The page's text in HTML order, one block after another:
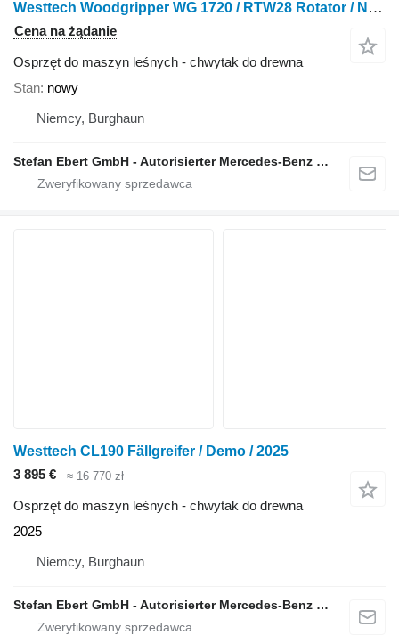
Westtech Woodgripper WG 1720 / RTW28 Rotator / NEU
Cena na żądanie
Osprzęt do maszyn leśnych - chwytak do drewna
Stan nowy
Niemcy, Burghaun
Stefan Ebert GmbH - Autorisierter Mercedes-Benz Servicepartner
Westtech CL190 Fällgreifer / Demo / 2025
3 895 €
≈ 16 770 zł
Osprzęt do maszyn leśnych - chwytak do drewna
2025
Niemcy, Burghaun
Stefan Ebert GmbH - Autorisierter Mercedes-Benz Servicepartner